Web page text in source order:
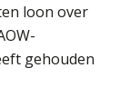
loon over
gehouden
opschalen
je dat oplost)